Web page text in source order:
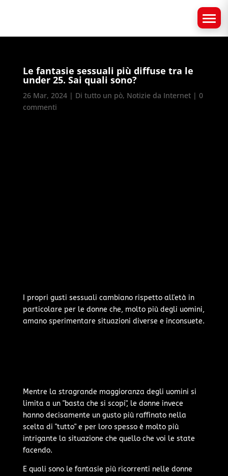
Le fantasie sessuali più diffuse tra le
under 25. Sai quali sono?
26 Mar, 2024| Di tutto un pò, Notizie da Internet| 0
commenti
I propri gusti sessuali cambiano rispetto all'età in
particolare per le donne che, molto più degli uomini,
amano sperimentare situazioni diverse e inconsuete.
Mentre la stragrande maggioranza degli uomini si
limita a un "basta che si scopi", le donne invece
hanno decisamente un gusto più raffinato nella
scelta di "tutto" e per loro spesso è molto più
intrigante la situazione che quello che voi le state
facendo.
E quali sono le fantasie più ricorrenti nelle donne